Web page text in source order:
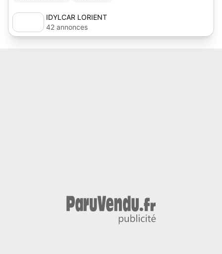
IDYLCAR LORIENT
42 annonces